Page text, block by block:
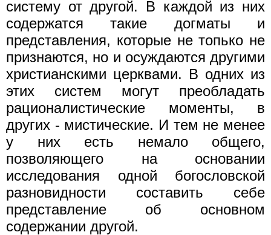
систему от другой. В каждой из них
содержатся такие догматы и
представления, которые не топько не
признаются, но и осуждаются другими
христианскими церквами. В одних из
этих систем могут преобладать
рационалистические моменты, в
других - мистические. И тем не менее
у них есть немало общего,
позволяющего на основании
исследования одной богословской
разновидности составить себе
представление об основном
содержании другой.